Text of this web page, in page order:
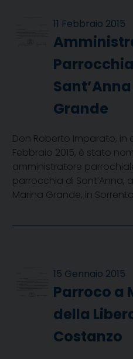
11 Febbraio 2015
Grande
Don Roberto Imparato, in
Febbraio 2015, è stato
amministratore
parrocchia di Sant’Anna, a
Marina Grande, in
15 Gennaio 2015
Parroco a
della
Costanzo